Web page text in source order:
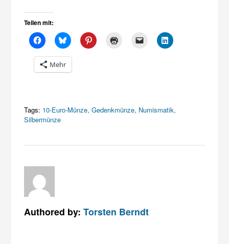
Teilen mit:
Mehr
Tags: 10-Euro-Münze,Gedenkmünze, Numismatik,
Silbermünze
Authored by:Torsten Berndt